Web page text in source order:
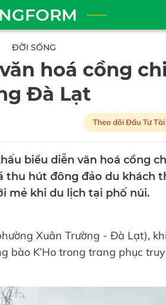
ĐỜI SỐNG
hoá cồng
Đà Lạt
Theo dõi Đầu Tư
biểu diễn văn hoá cồng
hút đông đảo du khách
mẻ khi du lịch tại phố núi.
Xuân Trường - Đà Lạt),
bào K’Ho trong trang phục